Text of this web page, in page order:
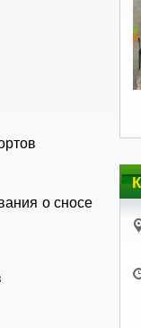
о сносе